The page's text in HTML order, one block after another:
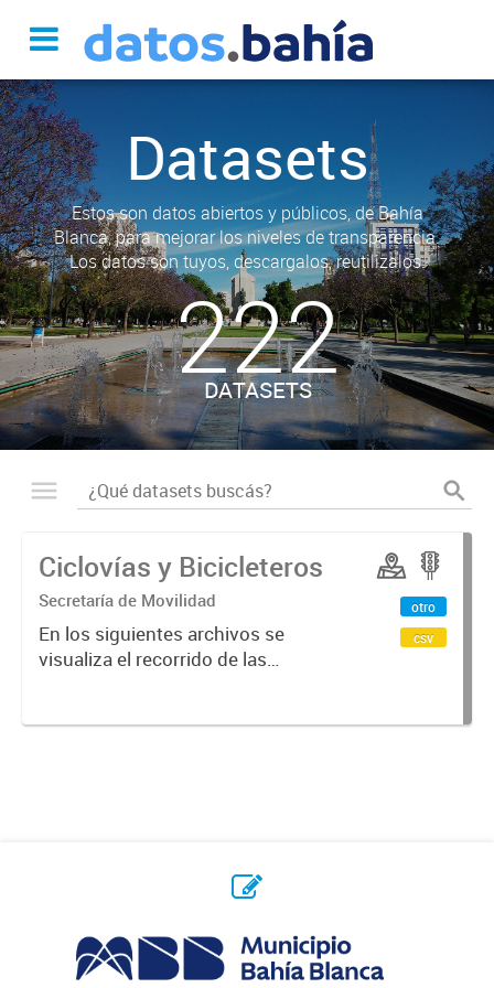
Datasets
Estos son datos abiertos y públicos, de Bahía
Blanca, para mejorar los niveles de transparencia.
Los datos son tuyos, descargalos, reutilizalos.
222
DATASETS
Ciclovías y Bicicleteros
Secretaría de Movilidad
En los siguientes archivos se
visualiza el recorrido de las
otro
csv